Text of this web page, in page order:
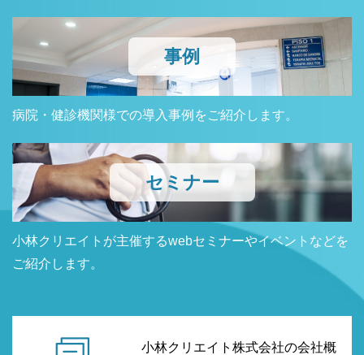
事例
病院・健診機関様での導入事例をご紹介します。
セミナー
小林クリエイトが主催するwebセミナーやイベントなどを
ご紹介します。
小林クリエイト株式会社の会社概